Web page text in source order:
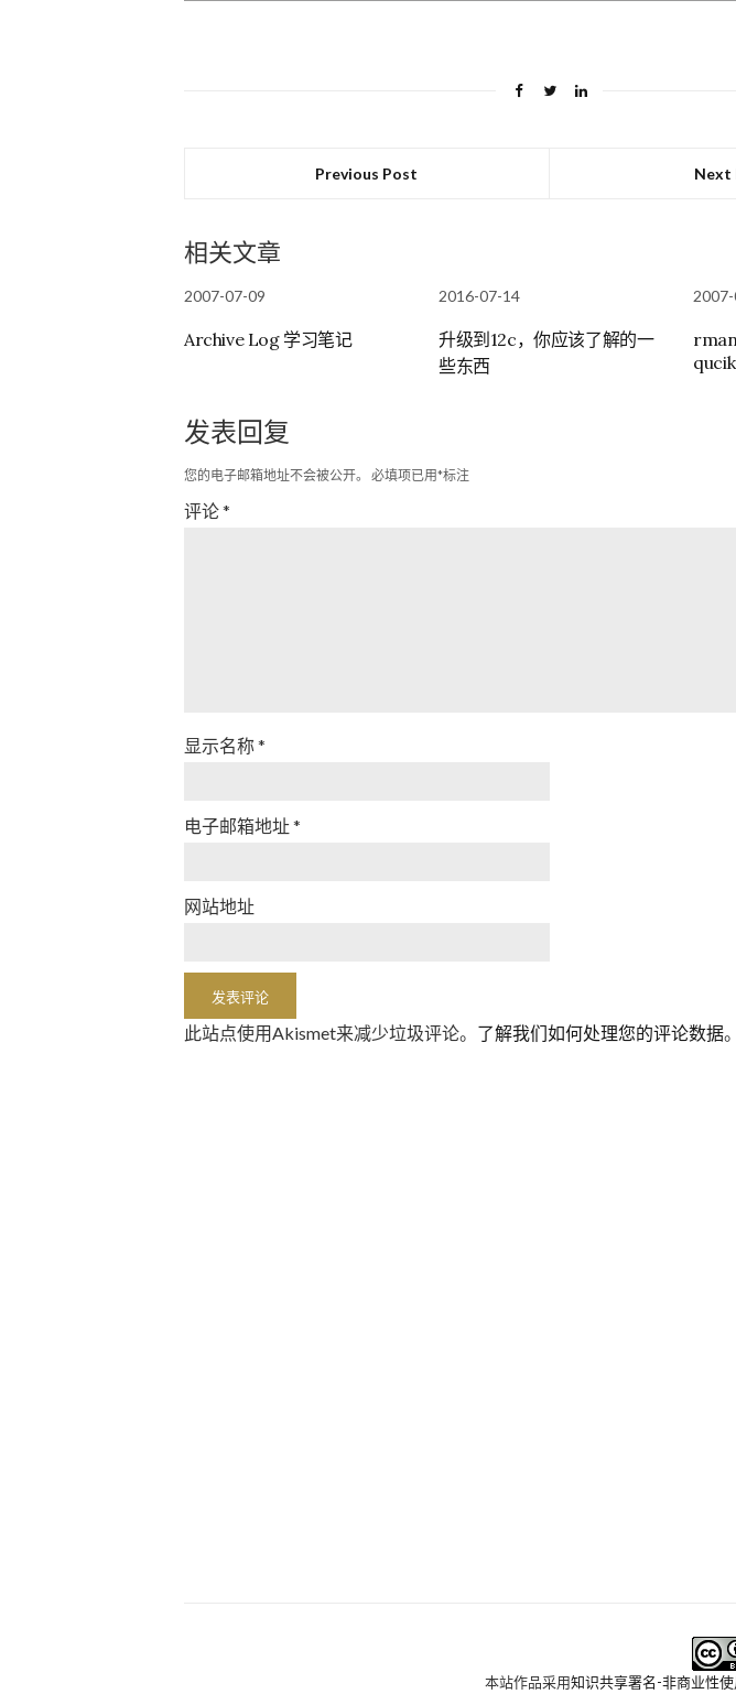
Previous Post Next
相关文章
2007-07-09
Archive Log 学习笔记
2016-07-14
升级到12c，你应该了解的一
些东西
发表回复
您的电子邮箱地址不会被公开。 必填项已用*标注
评论*
显示名称*
电子邮箱地址*
网站地址
此站点使用Akismet来减少垃圾评论。 了解我们如何处理您的评论数据。
本站作品采用知识共享署名-非商业性